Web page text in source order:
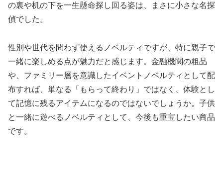
の裏や机の下を一生懸命探し回る姿は、まさに小さな名探
偵でした。
性別や世代を問わず使えるノベルティですが、特に親子で
一緒に楽しめる点が魅力だと感じます。金融機関の粗品
や、ファミリー層を意識したイベントノベルティとして配
布すれば、単なる「もらって終わり」ではなく、体験とし
て記憶に残るアイテムになるのではないでしょうか。子供
と一緒に遊べるノベルティとして、今後も重宝したい商品
です。